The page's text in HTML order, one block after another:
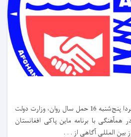
کابل – افغانستان، قراراست فردا پنج‌شنبه 16 حمل سال روان، وزارت دولت
با برنامه ماین پاکی افغانستان
بین المللی آگاهی از . . .